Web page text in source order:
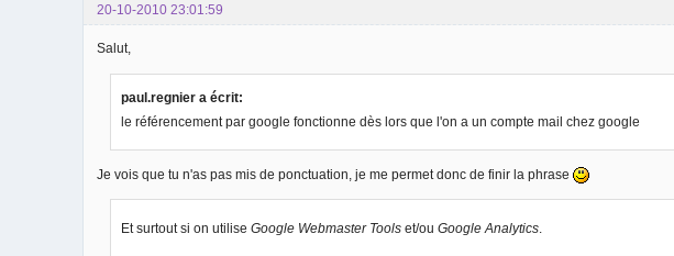
20-10-2010 23:01:59
Salut,
paul.regnier a écrit:
le référencement par google fonctionne dès lors que l'on a un compte mail chez google
Je vois que tu n'as pas mis de ponctuation, je me permet donc de finir la phrase
Et surtout si on utilise Google Webmaster Tools et/ou Google Analytics